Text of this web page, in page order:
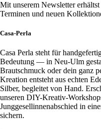
Mit unserem Newsletter
Terminen und neuen
Casa-Perla
Casa Perla steht für
Bedeutung — in Neu-Ulm
Brautschmuck oder dein ganz
Kreation entsteht aus echten
Silber, begleitet von Hand.
unseren DIY-Kreativ-
Junggesellinnenabschied in
sichern.